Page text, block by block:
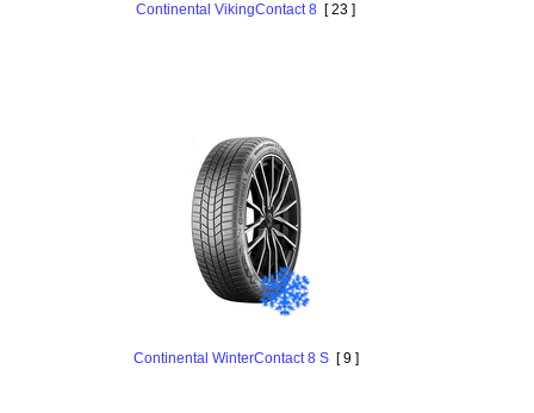
Continental VikingContact 8 [ 23 ]
Continental WinterContact 8 S[ 9 ]